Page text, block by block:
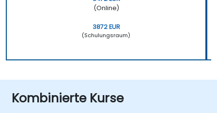
(Online)
3872 EUR
(Schulungsraum)
Kombinierte Kurse